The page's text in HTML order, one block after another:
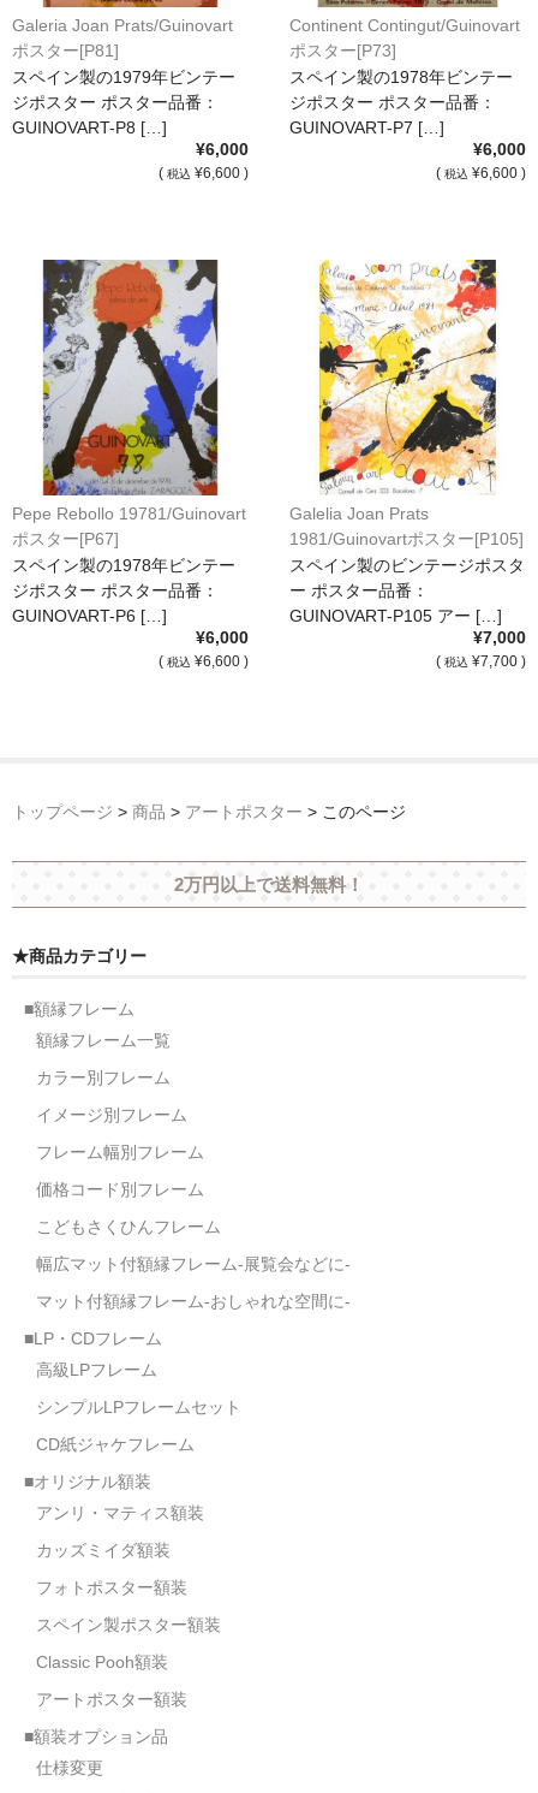
Galeria Joan Prats/Guinovart
ポスター[P81]
スペイン製の1979年ビンテー
ジポスター ポスター品番：
GUINOVART-P8 […]
¥6,000
( 税込 ¥6,600 )
Continent Contingut/Guinovart
ポスター[P73]
スペイン製の1978年ビンテー
ジポスター ポスター品番：
GUINOVART-P7 […]
¥6,000
( 税込 ¥6,600 )
Pepe Rebollo 19781/Guinovart
ポスター[P67]
スペイン製の1978年ビンテー
ジポスター ポスター品番：
GUINOVART-P6 […]
¥6,000
( 税込 ¥6,600 )
Galelia Joan Prats
1981/Guinovartポスター[P105]
スペイン製のビンテージポスタ
ー ポスター品番：
GUINOVART-P105 アー […]
¥7,000
( 税込 ¥7,700 )
トップページ > 商品 > アートポスター > このページ
2万円以上で送料無料！
★商品カテゴリー
■額縁フレーム
額縁フレーム一覧
カラー別フレーム
イメージ別フレーム
フレーム幅別フレーム
価格コード別フレーム
こどもさくひんフレーム
幅広マット付額縁フレーム-展覧会などに-
マット付額縁フレーム-おしゃれな空間に-
■LP・CDフレーム
高級LPフレーム
シンプルLPフレームセット
CD紙ジャケフレーム
■オリジナル額装
アンリ・マティス額装
カッズミイダ額装
フォトポスター額装
スペイン製ポスター額装
Classic Pooh額装
アートポスター額装
■額装オプション品
仕様変更